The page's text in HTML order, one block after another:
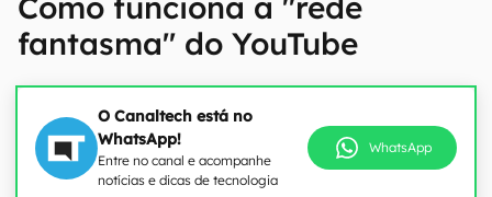
fantasma" do YouTube
O Canaltech está no
WhatsApp!
Entre no canal e acompanhe
notícias e dicas de tecnologia
WhatsApp